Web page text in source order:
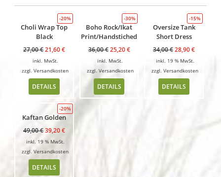
-20%
Choli Wrap Top
Black
27,00€21,60€
inkl. MwSt.
zzgl.Versandkosten
DETAILS
-30%
Boho Rock/Ikat
Print/Handstiched
36,00€ 25,20€
inkl. MwSt.
zzgl. Versandkosten
DETAILS
-15%
Oversize Tank
Short Dress
34,00€28,90€
inkl. 19 % MwSt.
zzgl.Versandkosten
DETAILS
-20%
Kaftan Golden
49,00€39,20€
inkl. 19 % MwSt.
zzgl.Versandkosten
DETAILS